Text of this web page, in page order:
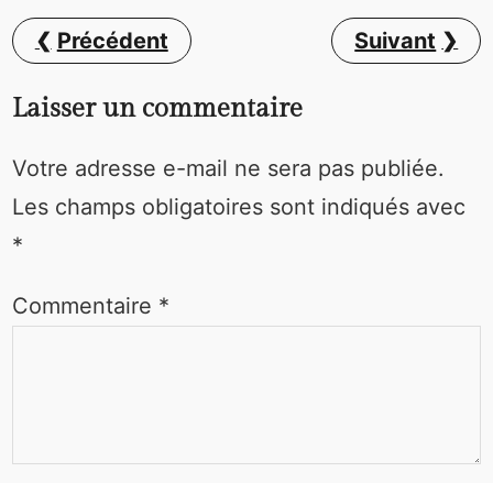
Précédent Suivant
Laisser un commentaire
Votre adresse e-mail ne sera pas publiée.
Les champs obligatoires sont indiqués avec
*
Commentaire *